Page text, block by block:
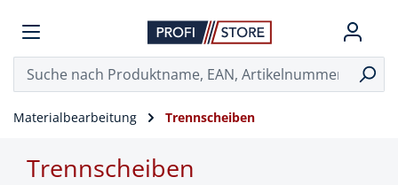
Materialbearbeitung Trennscheiben
Trennscheiben